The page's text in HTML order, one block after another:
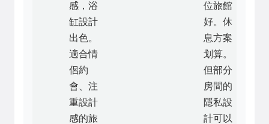
感，浴
缸設計
出色。
適合情
侶約
會、注
重設計
感的旅
位旅館
好。休
息方案
划算。
但部分
房間的
隱私設
計可以